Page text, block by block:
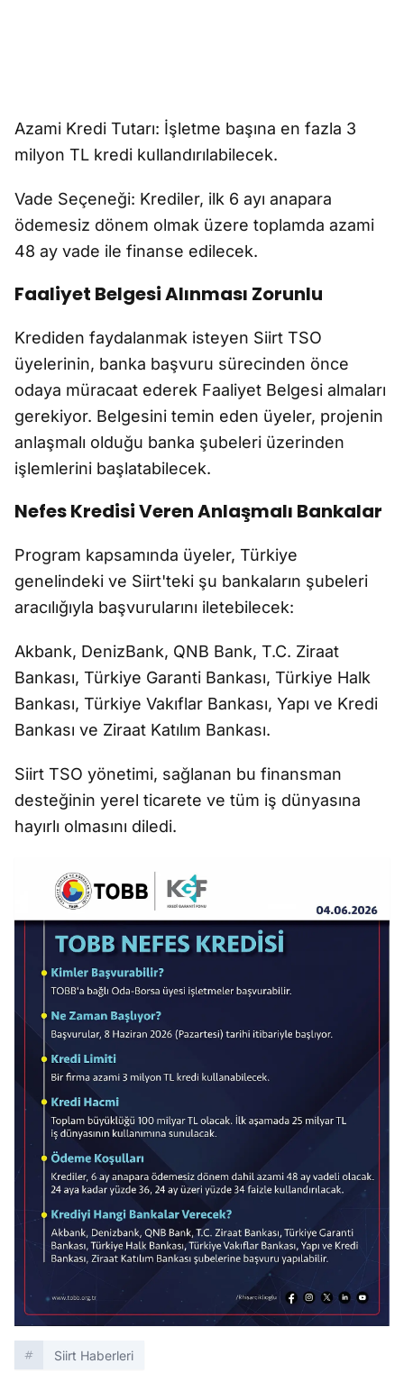
Azami Kredi Tutarı: İşletme başına en fazla 3
milyon TL kredi kullandırılabilecek.
Vade Seçeneği: Krediler, ilk 6 ayı anapara
ödemesiz dönem olmak üzere toplamda azami
48 ay vade ile finanse edilecek.
Faaliyet Belgesi Alınması Zorunlu
Krediden faydalanmak isteyen Siirt TSO
üyelerinin, banka başvuru sürecinden önce
odaya müracaat ederek Faaliyet Belgesi almaları
gerekiyor. Belgesini temin eden üyeler, projenin
anlaşmalı olduğu banka şubeleri üzerinden
işlemlerini başlatabilecek.
Nefes Kredisi Veren Anlaşmalı Bankalar
Program kapsamında üyeler, Türkiye
genelindeki ve Siirt'teki şu bankaların şubeleri
aracılığıyla başvurularını iletebilecek:
Akbank, DenizBank, QNB Bank, T.C. Ziraat
Bankası, Türkiye Garanti Bankası, Türkiye Halk
Bankası, Türkiye Vakıflar Bankası, Yapı ve Kredi
Bankası ve Ziraat Katılım Bankası.
Siirt TSO yönetimi, sağlanan bu finansman
desteğinin yerel ticarete ve tüm iş dünyasına
hayırlı olmasını diledi.
Siirt Haberleri